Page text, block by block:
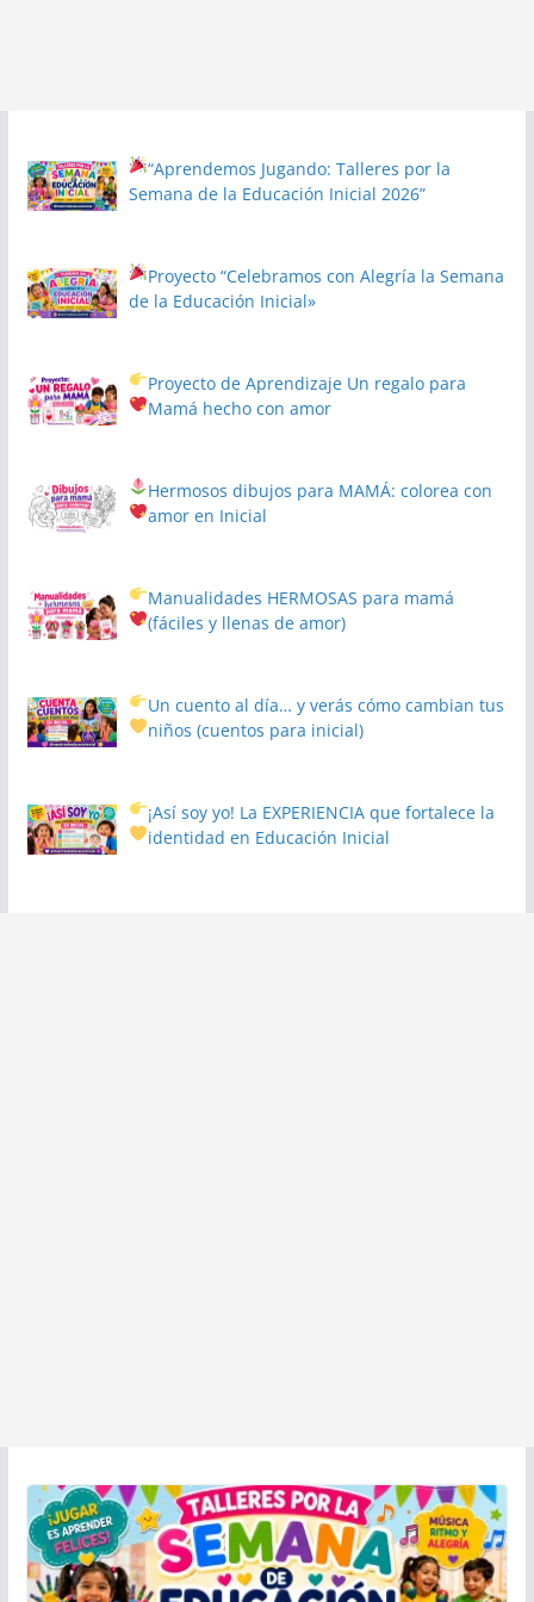
“Aprendemos Jugando: Talleres por la
Semana de la Educación Inicial 2026”
Proyecto“Celebramos con Alegría la Semana
de la Educación Inicial»
Proyecto de Aprendizaje Un regalo para
Mamá hecho con amor
Hermosos dibujos para MAMÁ: colorea con
amor en Inicial
Manualidades HERMOSAS para mamá
(fáciles y llenas de amor)
Un cuento al día… y verás cómo cambian tus
niños(cuentos para inicial)
¡Así soy yo! La EXPERIENCIA que fortalece la
identidad en Educación Inicial